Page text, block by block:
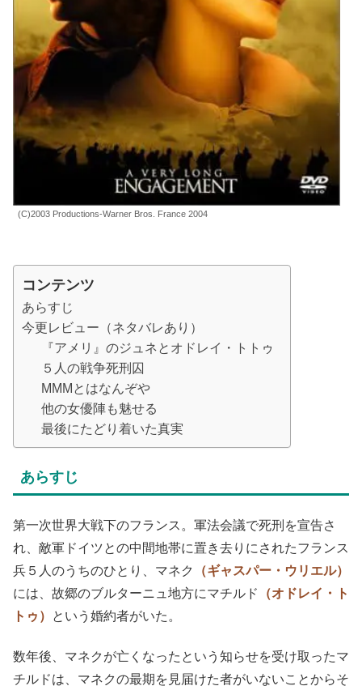
(C)2003 Productions-Warner Bros. France 2004
コンテンツ
あらすじ
今更レビュー（ネタバレあり）
『アメリ』のジュネとオドレイ・トトゥ
５人の戦争死刑囚
MMMとはなんぞや
他の女優陣も魅せる
最後にたどり着いた真実
あらすじ
第一次世界大戦下のフランス。軍法会議で死刑を宣告さ
れ、敵軍ドイツとの中間地帯に置き去りにされたフランス
兵５人のうちのひとり、マネク
（ギャスパー・ウリエル）
には、故郷のブルターニュ地方にマチルド
（オドレイ・ト
トゥ）
という婚約者がいた。
数年後、マネクが亡くなったという知らせを受け取ったマ
チルドは、マネクの最期を見届けた者がいないことからそ